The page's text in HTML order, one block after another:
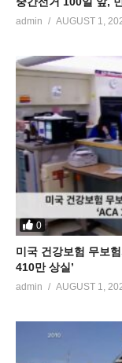
admin AUGUST 1,
0
미국 건강보험 무보
410만 상실’
admin AUGUST 1,